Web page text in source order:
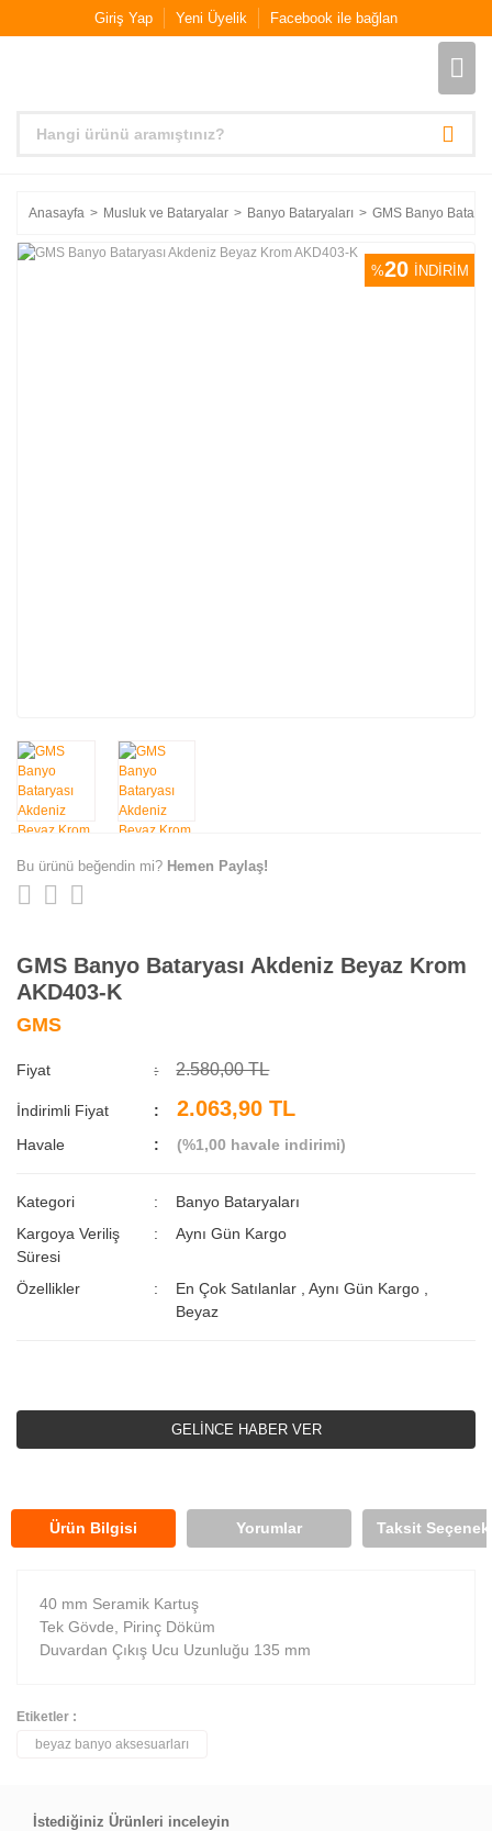
Giriş Yap Yeni Üyelik Facebook ile bağlan
Anasayfa Musluk ve Bataryalar Banyo Bataryaları GMS Banyo
%20 İNDİRİM
Bu ürünü beğendin mi? Hemen Paylaş!
GMS Banyo Bataryası Akdeniz Beyaz Krom
AKD403-K
GMS
Fiyat 2.580,00 TL
İndirimli Fiyat 2.063,90 TL
Havale (%1,00 havale indirimi)
Kategori
Banyo Bataryaları
Kargoya Veriliş
Süresi
Aynı Gün Kargo
Özellikler En Çok Satılanlar ,Aynı Gün Kargo
Beyaz
GELİNCE HABER VER
Ürün Bilgisi Yorumlar Taksit
40 mm Seramik Kartuş
Tek Gövde, Pirinç Döküm
Duvardan Çıkış Ucu Uzunluğu 135 mm
Bu ürüne ilk yorumu siz yapın!
Yorum Yaz
Etiketler :
beyaz banyo aksesuarları
İstediğiniz Ürünleri inceleyin